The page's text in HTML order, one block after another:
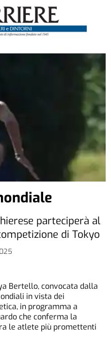
parteciperà al
di Tokyo
Bertello, convocata dalla
in vista dei
in programma a
che conferma la
le atlete più promettenti